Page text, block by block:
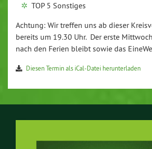
TOP 5 Sonstiges
Achtung: Wir treffen uns ab dieser
bereits um 19.30 Uhr. Der erste
nach den Ferien bleibt sowie das
Diesen Termin als iCal-Da­tei her­un­ter­la­den